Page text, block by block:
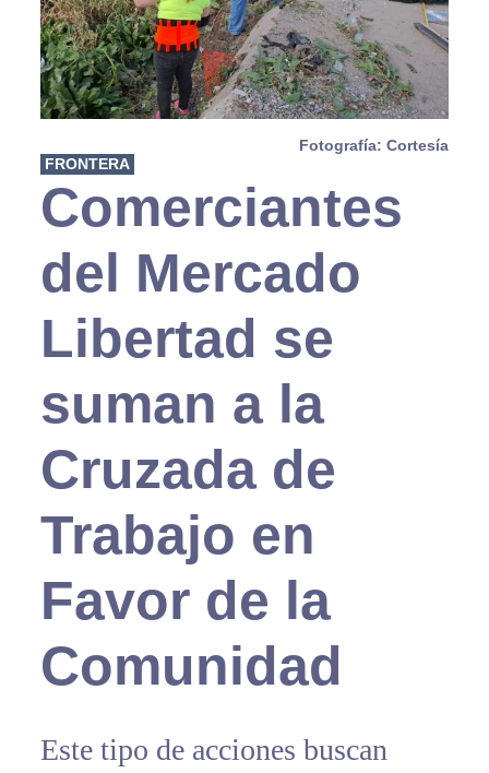
Fotografía: Cortesía
FRONTERA
Comerciantes
del Mercado
Libertad se
suman a la
Cruzada de
Trabajo en
Favor de la
Comunidad
Este tipo de acciones buscan